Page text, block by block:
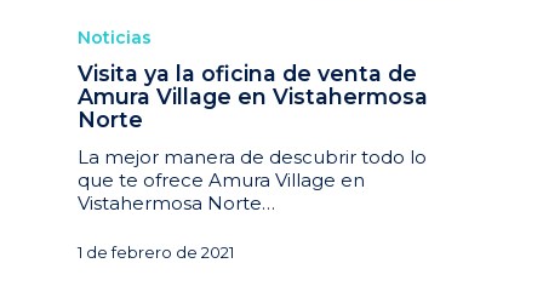
Noticias
Visita ya la oficina de venta de
Amura Village en Vistahermosa
Norte
La mejor manera de descubrir todo lo
que te ofrece Amura Village en
Vistahermosa Norte…
1 de febrero de 2021